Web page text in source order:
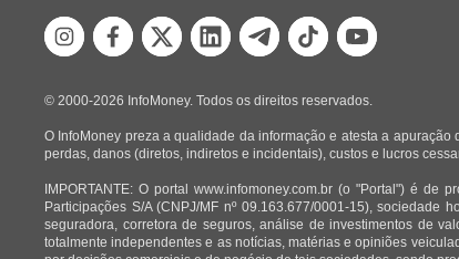
© 2000-2026 InfoMoney. Todos os direitos reservados.
O InfoMoney preza a qualidade da informação e atesta a
perdas, danos (diretos, indiretos e incidentais), custos e lucros
IMPORTANTE: O portal www.infomoney.com.br (o "Portal") é de
Participações S/A (CNPJ/MF nº 09.163.677/0001-15),
seguradora, corretora de seguros, análise de investimentos de
totalmente independentes e as notícias, matérias e opiniões